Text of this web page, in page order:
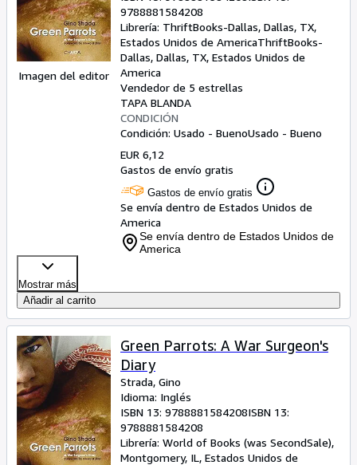
Imagen del editor
9788881584208
Librería: ThriftBooks-Dallas, Dallas, TX,
Estados Unidos de AmericaThriftBooks-
Dallas, Dallas, TX, Estados Unidos de
America
Vendedor de 5 estrellas
TAPA BLANDA
CONDICIÓN
Condición: Usado - BuenoUsado - Bueno
EUR 6,12
Gastos de envío gratis
Gastos de envío gratis
Se envía dentro de Estados Unidos de
America
Se envía dentro de Estados Unidos de
America
Mostrar más
Añadir al carrito
Green Parrots: A War Surgeon's
Diary
Strada, Gino
Idioma: Inglés
ISBN 13: 9788881584208ISBN 13:
9788881584208
Librería: World of Books (was SecondSale),
Montgomery, IL, Estados Unidos de